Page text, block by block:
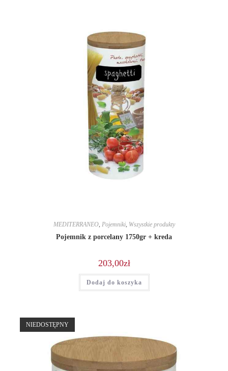
MEDITERRANEO, Pojemniki, Wszystkie produkty
Pojemnik z porcelany 1750gr + kreda
203,00zł
Dodaj do koszyka
NIEDOSTĘPNY